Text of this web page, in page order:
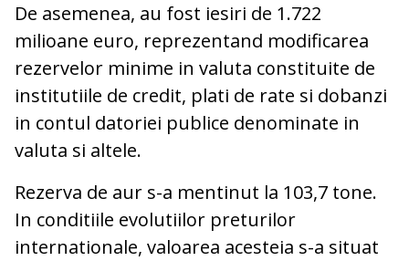
De asemenea, au fost iesiri de 1.722
milioane euro, reprezentand modificarea
rezervelor minime in valuta constituite de
institutiile de credit, plati de rate si dobanzi
in contul datoriei publice denominate in
valuta si altele.
Rezerva de aur s-a mentinut la 103,7 tone.
In conditiile evolutiilor preturilor
internationale, valoarea acesteia s-a situat